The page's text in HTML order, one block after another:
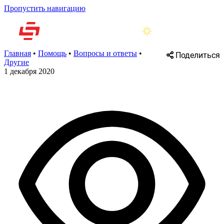
Пропустить навигацию
Главная • Помощь • Вопросы и ответы •
Другие
Поделиться
1 декабря 2020